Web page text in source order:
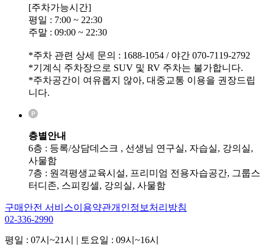
[주차가능시간]
평일 : 7:00 ~ 22:30
주말 : 09:00 ~ 22:30
*주차 관련 상세 문의 : 1688-1054 / 야간 070-7119-2792
*기계식 주차장으로 SUV 및 RV 주차는 불가합니다.
*주차공간이 여유롭지 않아, 대중교통 이용을 권장드립
니다.
층별안내
6층 : 등록/상담데스크 , 선생님 연구실, 자습실, 강의실,
사물함
7층 : 원격평생교육시설, 프리미엄 전용자습공간, 그룹스
터디존, 스피킹셀, 강의실, 사물함
구매안전 서비스이용약관개인정보처리방침
02-336-2990
평일 : 07시~21시 | 토요일 : 09시~16시